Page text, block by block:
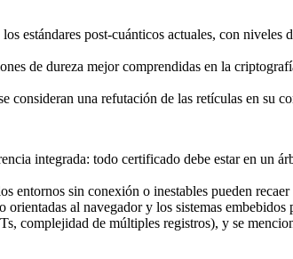
post-cuánticos actuales, con niveles
de dureza mejor comprendidas en la
consideran una refutación de las retículas en su
integrada: todo certificado debe estar en un
entornos sin conexión o inestables pueden
al navegador y los sistemas
complejidad de múltiples registros), y se